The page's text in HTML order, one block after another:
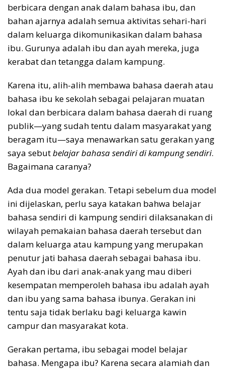
berbicara dengan anak dalam bahasa ibu, dan
bahan ajarnya adalah semua aktivitas sehari-hari
dalam keluarga dikomunikasikan dalam bahasa
ibu. Gurunya adalah ibu dan ayah mereka, juga
kerabat dan tetangga dalam kampung.
Karena itu, alih-alih membawa bahasa daerah atau
bahasa ibu ke sekolah sebagai pelajaran muatan
lokal dan berbicara dalam bahasa daerah di ruang
publik—yang sudah tentu dalam masyarakat yang
beragam itu—saya menawarkan satu gerakan yang
saya sebutbelajar bahasa sendiri di kampung sendiri.
Bagaimana caranya?
Ada dua model gerakan. Tetapi sebelum dua model
ini dijelaskan, perlu saya katakan bahwa belajar
bahasa sendiri di kampung sendiri dilaksanakan di
wilayah pemakaian bahasa daerah tersebut dan
dalam keluarga atau kampung yang merupakan
penutur jati bahasa daerah sebagai bahasa ibu.
Ayah dan ibu dari anak-anak yang mau diberi
kesempatan memperoleh bahasa ibu adalah ayah
dan ibu yang sama bahasa ibunya. Gerakan ini
tentu saja tidak berlaku bagi keluarga kawin
campur dan masyarakat kota.
Gerakan pertama, ibu sebagai model belajar
bahasa. Mengapa ibu? Karena secara alamiah dan